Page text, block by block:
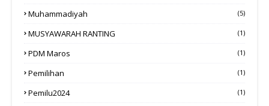
Muhammadiyah (5)
MUSYAWARAH RANTING (1)
PDM Maros (1)
Pemilihan (1)
Pemilu2024 (1)